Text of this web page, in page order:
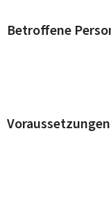
Betroffene
Voraussetzungen